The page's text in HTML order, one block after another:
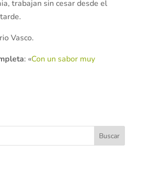
trabajan sin cesar desde el
Vasco.
: «Con un sabor muy